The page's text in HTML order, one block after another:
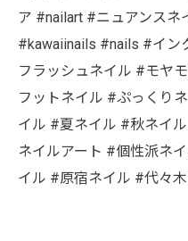
ア #nailart #ニュアンスネ
#kawaiinails #nails #イン
フラッシュネイル #モヤ
フットネイル #ぷっくり
イル #夏ネイル #秋ネイ
ネイルアート #個性派ネ
イル #原宿ネイル #代々